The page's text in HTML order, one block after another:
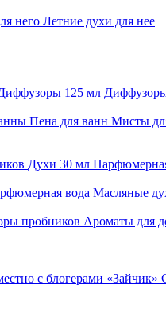
него Летние духи для нее
125 мл
Пена для ванн Мисты
Духи 30 мл
вода Масляные
пробников Ароматы для
с блогерами «Зайчик»